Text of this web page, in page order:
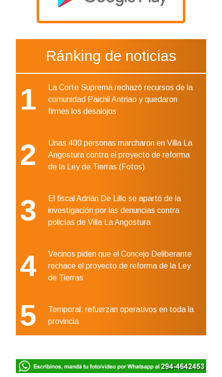
Ránking de noticias
1
La Corte Suprema rechazó recursos de la
comunidad Paichil Antriao y quedaron
firmes los desalojos
2
Unas 400 personas marcharon en Villa La
Angostura contra el proyecto de reforma
de la Ley de Tierras (Fotos)
3
El fiscal Adrián De Lillo se apartó de la
investigación por las denuncias contra
policías de Villa La Angostura
4
Vecinos piden que el Concejo Deliberante
rechace el proyecto de reforma de la Ley
de Tierras
5
Temporal: refuerzan operativos en toda la
provincia